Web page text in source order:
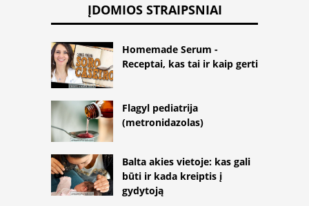
ĮDOMIOS STRAIPSNIAI
Homemade Serum -
Receptai, kas tai ir kaip gerti
Flagyl pediatrija
(metronidazolas)
Balta akies vietoje: kas gali
būti ir kada kreiptis į
gydytoją